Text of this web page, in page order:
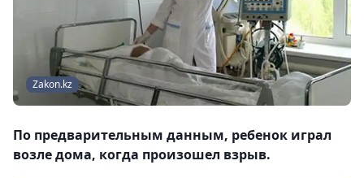
Zakon.kz
По предварительным данным, ребенок играл
возле дома, когда произошел взрыв.